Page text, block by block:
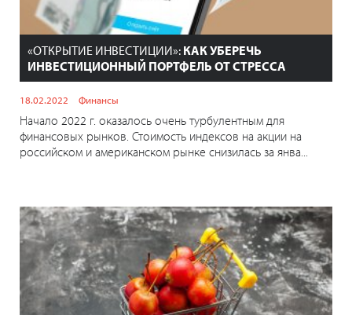
«ОТКРЫТИЕ ИНВЕСТИЦИИ»: КАК УБЕРЕЧЬ
ИНВЕСТИЦИОННЫЙ ПОРТФЕЛЬ ОТ СТРЕССА
18.02.2022 Финансы
Начало 2022 г. оказалось очень турбулентным для
финансовых рынков. Стоимость индексов на акции на
российском и американском рынке снизилась за янва...